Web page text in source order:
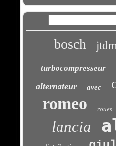
bosch
turbocompresseur
alternateur avec
romeo roues
lancia